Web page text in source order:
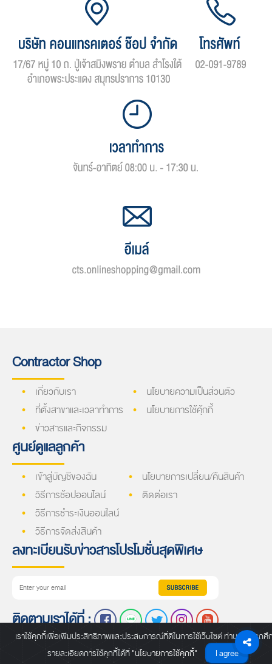
Contractor Shop
เกี่ยวกับเรา
ที่ตั้งสาขาและเวลาทำการ
ข่าวสารและกิจกรรม
นโยบายความเป็นส่วนตัว
นโยบายการใช้คุ้กกี้
ศูนย์ดูแลลูกค้า
เข้าสู่บัญชีของฉัน
วิธีการช้อปออนไลน์
วิธีการชำระเงินออนไลน์
วิธีการจัดส่งสินค้า
นโยบายการเปลี่ยน/คืนสินค้า
ติดต่อเรา
ลงทะเบียนรับข่าวสารโปรโมชั่นสุดพิเศษ
ติดตามเราได้ที่ :
Copyright © 2022 Contractor Shop. All Rights reserved.
เราใช้คุกกี้เพื่อเพิ่มประสิทธิภาพและประสบการณ์ที่ดีในการใช้เว็บไซต์ ท่านสามารถศึ
รายละเอียดการใช้คุกกี้ได้ที่"นโยบายการใช้คุกกี้" I agree